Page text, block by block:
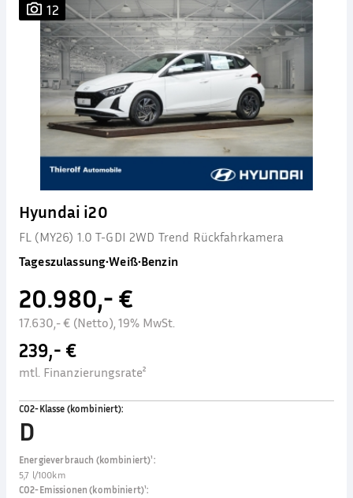
12
Hyundai i20
FL (MY26) 1.0 T-GDI 2WD Trend Rückfahrkamera
Tageszulassung•Weiß•Benzin
20.980,- €
17.630,- € (Netto), 19% MwSt.
239,- €
mtl. Finanzierungsrate²
CO2-Klasse (kombiniert):
D
Energieverbrauch (kombiniert)¹:
5,7 l/100km
CO2-Emissionen (kombiniert)¹: